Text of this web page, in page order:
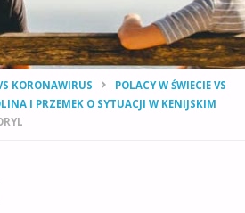
KORONAWIRUS
POLACY W ŚWIECIE VS
I PRZEMEK O SYTUACJI W KENIJSKIM